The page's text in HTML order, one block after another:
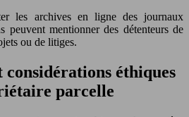
les archives en ligne des journaux
peuvent mentionner des détenteurs de
ou de litiges.
considérations éthiques
parcelle